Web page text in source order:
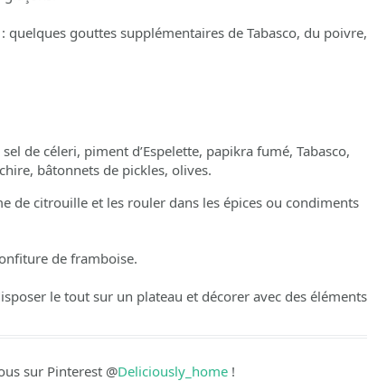
gouttes supplémentaires de Tabasco, du poivre,
de céleri, piment d’Espelette, papikra fumé, Tabasco,
bâtonnets de pickles, olives.
de citrouille et les rouler dans les épices ou condiments
de framboise.
le tout sur un plateau et décorer avec des éléments
sur Pinterest @Deliciously_home !